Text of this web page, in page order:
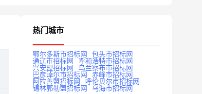
热门城市
鄂尔多斯市招标网
包头市招标网
通辽市招标网
呼和浩特市招标网
兴安盟招标网
乌兰察布市招标网
巴彦淖尔市招标网
赤峰市招标网
阿拉善盟招标网
呼伦贝尔市招标网
锡林郭勒盟招标网
乌海市招标网